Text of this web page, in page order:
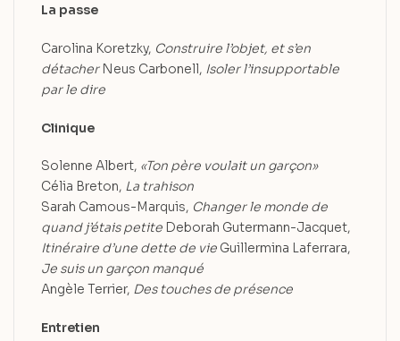
La passe
Carolina Koretzky, Construire l’objet, et s’en
détacher Neus Carbonell, Isoler l’insupportable
par le dire
Clinique
Solenne Albert, «Ton père voulait un garçon»
Célia Breton, La trahison
Sarah Camous-Marquis, Changer le monde de
quand j’étais petite Deborah Gutermann-Jacquet,
Itinéraire d’une dette de vie Guillermina Laferrara,
Je suis un garçon manqué
Angèle Terrier, Des touches de présence
Entretien